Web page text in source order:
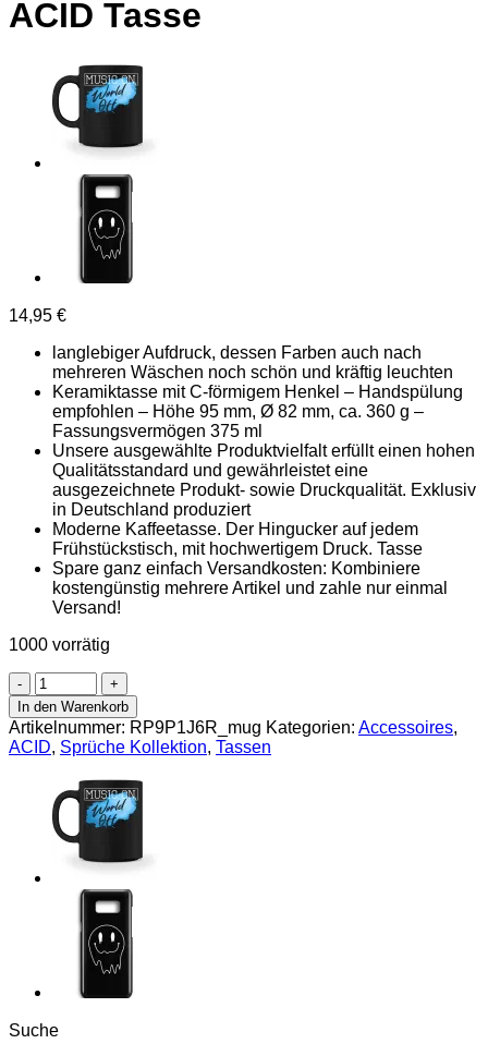
ACID Tasse
14,95 €
langlebiger Aufdruck, dessen Farben auch nach
mehreren Wäschen noch schön und kräftig leuchten
Keramiktasse mit C-förmigem Henkel – Handspülung
empfohlen – Höhe 95 mm, Ø 82 mm, ca. 360 g –
Fassungsvermögen 375 ml
Unsere ausgewählte Produktvielfalt erfüllt einen hohen
Qualitätsstandard und gewährleistet eine
ausgezeichnete Produkt- sowie Druckqualität. Exklusiv
in Deutschland produziert
Moderne Kaffeetasse. Der Hingucker auf jedem
Frühstückstisch, mit hochwertigem Druck. Tasse
Spare ganz einfach Versandkosten: Kombiniere
kostengünstig mehrere Artikel und zahle nur einmal
Versand!
1000 vorrätig
ACID
Tasse
Menge
In den Warenkorb
Artikelnummer: RP9P1J6R_mug Kategorien: Accessoires,
ACID, Sprüche Kollektion, Tassen
Suche